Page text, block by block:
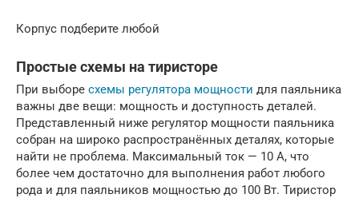
Корпус подберите любой
Простые схемы на тиристоре
При выборе схемы регулятора мощности для паяльника
важны две вещи: мощность и доступность деталей.
Представленный ниже регулятор мощности паяльника
собран на широко распространённых деталях, которые
найти не проблема. Максимальный ток — 10 А, что
более чем достаточно для выполнения работ любого
рода и для паяльников мощностью до 100 Вт. Тиристор